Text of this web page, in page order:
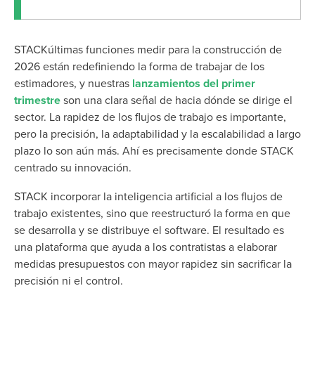
STACKúltimas funciones medir para la construcción de
2026 están redefiniendo la forma de trabajar de los
estimadores, y nuestras lanzamientos del primer
trimestre son una clara señal de hacia dónde se dirige el
sector. La rapidez de los flujos de trabajo es importante,
pero la precisión, la adaptabilidad y la escalabilidad a largo
plazo lo son aún más. Ahí es precisamente donde STACK
centrado su innovación.
STACK incorporar la inteligencia artificial a los flujos de
trabajo existentes, sino que reestructuró la forma en que
se desarrolla y se distribuye el software. El resultado es
una plataforma que ayuda a los contratistas a elaborar
medidas presupuestos con mayor rapidez sin sacrificar la
precisión ni el control.